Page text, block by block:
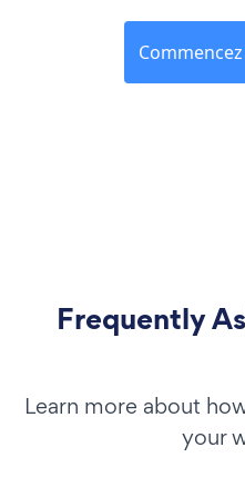
Frequently
Learn more about
your